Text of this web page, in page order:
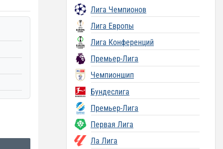
Лига Чемпионов
Лига Европы
Лига Конференций
Премьер-Лига
Чемпионшип
Бундеслига
Премьер-Лига
Первая Лига
Ла Лига